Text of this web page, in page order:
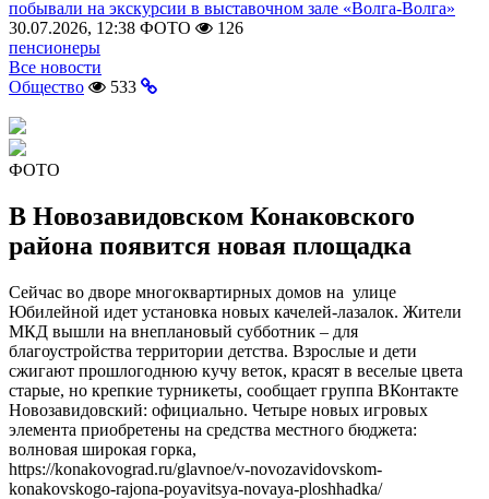
побывали на экскурсии в выставочном зале «Волга-Волга»
30.07.2026, 12:38 ФОТО
126
пенсионеры
Все новости
Общество
533
ФОТО
В Новозавидовском Конаковского
района появится новая площадка
Сейчас во дворе многоквартирных домов на улице
Юбилейной идет установка новых качелей-лазалок. Жители
МКД вышли на внеплановый субботник – для
благоустройства территории детства. Взрослые и дети
сжигают прошлогоднюю кучу веток, красят в веселые цвета
старые, но крепкие турникеты, сообщает группа ВКонтакте
Новозавидовский: официально. Четыре новых игровых
элемента приобретены на средства местного бюджета:
волновая широкая горка,
https://konakovograd.ru/glavnoe/v-novozavidovskom-
konakovskogo-rajona-poyavitsya-novaya-ploshhadka/